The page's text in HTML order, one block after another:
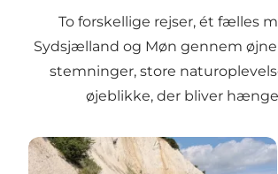
To forskellige rejser, ét fælles
Sydsjælland og Møn gennem
stemninger, store
øjeblikke, der bliver
Guide: Den perfekte familieferie